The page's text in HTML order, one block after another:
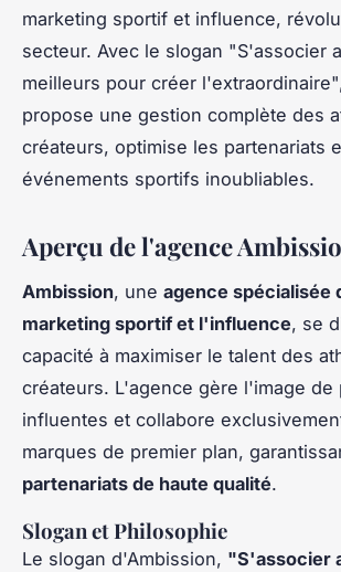
marketing sportif et influence,
secteur. Avec le slogan "S'associer
meilleurs pour créer
propose une gestion complète des
créateurs, optimise les partenariats
événements sportifs inoubliables.
Aperçu de l'agence
Ambission, une agence spécialisée
marketing sportif et l'influence, se
capacité à maximiser le talent des
créateurs. L'agence gère l'image de
influentes et collabore
marques de premier plan,
partenariats de haute qualité.
Slogan et Philosophie
Le slogan d'Ambission, "S'associer